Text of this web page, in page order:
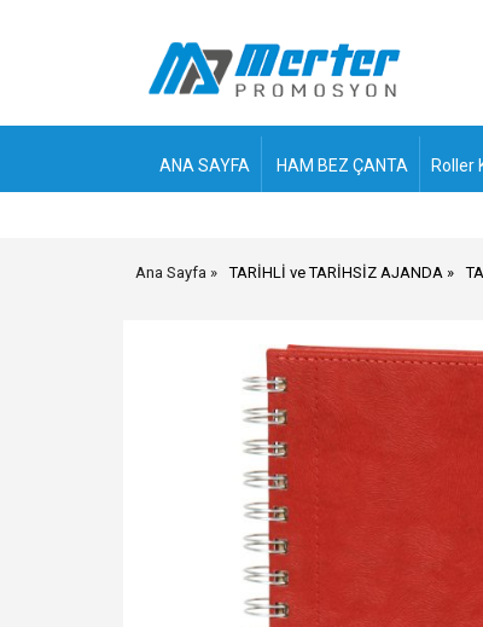
ANA SAYFA HAM BEZ ÇANTA Roller
Ana Sayfa TARİHLİ ve TARİHSİZ AJANDA